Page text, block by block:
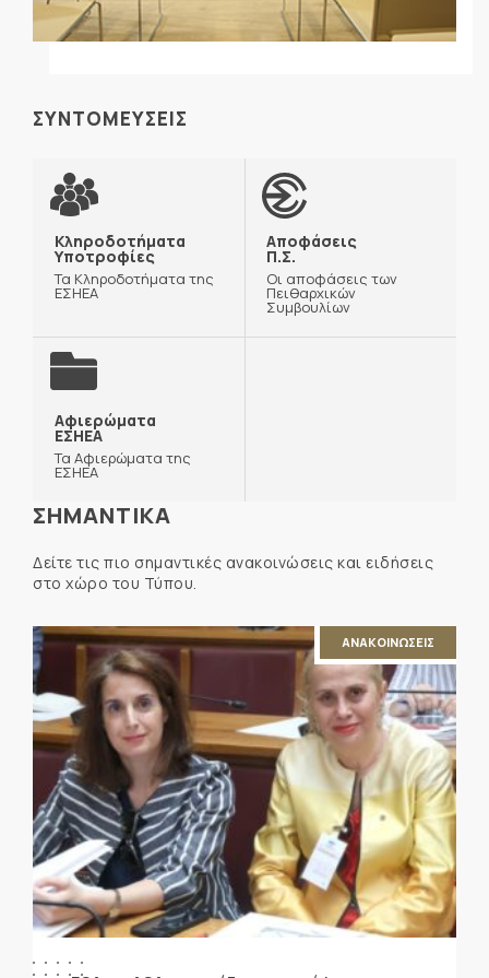
ΣΥΝΤΟΜΕΥΣΕΙΣ
Κληροδοτήματα
Υποτροφίες
Τα Κληροδοτήματα της
ΕΣΗΕΑ
Αποφάσεις
Π.Σ.
Οι αποφάσεις των
Πειθαρχικών
Συμβουλίων
Αφιερώματα
ΕΣΗΕΑ
Τα Αφιερώματα της
ΕΣΗΕΑ
ΣΗΜΑΝΤΙΚΑ
Δείτε τις πιο σημαντικές ανακοινώσεις και ειδήσεις
στο χώρο του Τύπου.
ΑΝΑΚΟΙΝΩΣΕΙΣ